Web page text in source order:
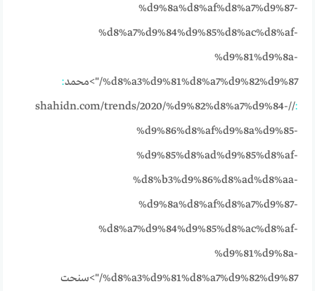
%d9%8a%d8%af%d8%a7%d9%87-
%d8%a7%d9%84%d9%85%d8%ac%d8%af-
%d9%81%d9%8a-
%d8%a3%d9%81%d8%a7%d9%82%d9%87/">محمد
:
:
//shahidn.com/trends/2020/%d9%82%d8%a7%d9%84-
%d9%86%d8%af%d9%8a%d9%85-
%d9%85%d8%ad%d9%85%d8%af-
%d8%b3%d9%86%d8%ad%d8%aa-
%d9%8a%d8%af%d8%a7%d9%87-
%d8%a7%d9%84%d9%85%d8%ac%d8%af-
%d9%81%d9%8a-
%d8%a3%d9%81%d8%a7%d9%82%d9%87/">سنحت